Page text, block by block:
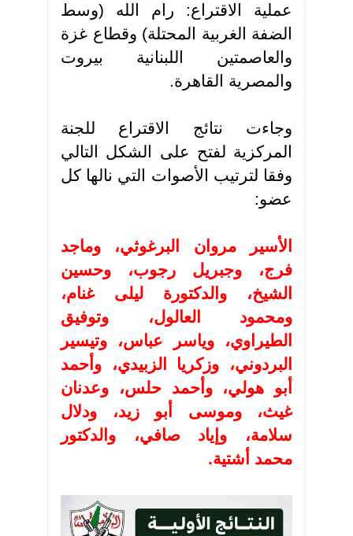
عملية الاقتراع: رام الله (وسط
الضفة الغربية المحتلة) وقطاع غزة
والعاصمتين اللبنانية بيروت
والمصرية القاهرة.
وجاءت نتائج الاقتراع للجنة
المركزية لفتح على الشكل التالي
وفقا لترتيب الأصوات التي نالها كل
عضو:
الأسير مروان البرغوثي، وماجد
فرج، وجبريل رجوب، وحسين
الشيخ، والدكتورة ليلى غنام،
ومحمود العالول، وتوفيق
الطيراوي، وياسر عباس، وتيسير
البردوني، وزكريا الزبيدي، وأحمد
أبو هولي، وأحمد حلس، وعدنان
غيث، وموسى أبو زيد، ودلال
سلامة، وإياد صافي، والدكتور
محمد أشتية.